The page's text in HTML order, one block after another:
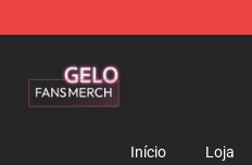
Início Loja